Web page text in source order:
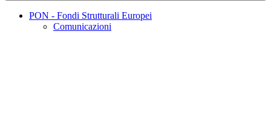
PON - Fondi Strutturali Europei
Comunicazioni